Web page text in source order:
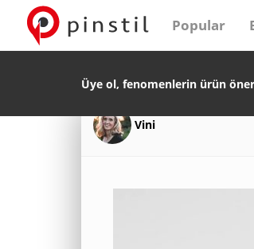
Popular
Üye ol, fenomenlerin ürün
Vini